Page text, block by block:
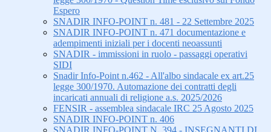
Espero
SNADIR INFO-POINT n. 481 - 22 Settembre 2025
SNADIR INFO-POINT n. 471 documentazione e
adempimenti iniziali per i docenti neoassunti
SNADIR - immissioni in ruolo - passaggi operativi
SIDI
Snadir Info-Point n.462 - All'albo sindacale ex art.25
legge 300/1970. Automazione dei contratti degli
incaricati annuali di religione a.s. 2025/2026
FENSIR - assemblea sindacale IRC 25 Agosto 2025
SNADIR INFO-POINT n. 406